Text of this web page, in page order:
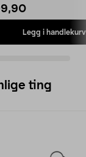
Legg i handlekurv
ting